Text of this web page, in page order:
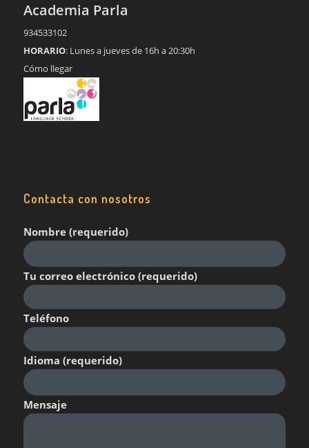
Academia Parla
934533102
HORARIO: Lunes a jueves de 16h a 20:30h
Cómo llegar
Contacta con nosotros
Nombre (requerido)
Tu correo electrónico (requerido)
Teléfono
Idioma (requerido)
Mensaje